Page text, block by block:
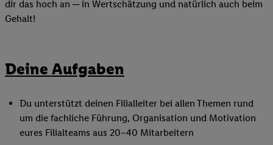
dir das hoch an ─ in Wertschätzung und natürlich auch beim
Gehalt!
Deine Aufgaben
Du unterstützt deinen Filialleiter bei allen Themen rund
um die fachliche Führung, Organisation und Motivation
eures Filialteams aus 20–40 Mitarbeitern